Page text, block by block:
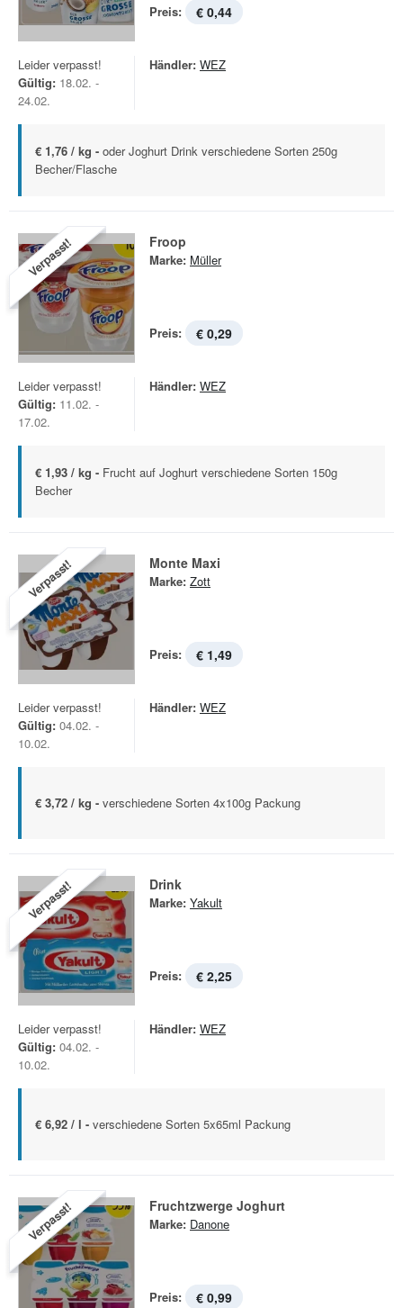
Preis: € 0,44
Leider verpasst!
Gültig: 18.02. -
24.02.
Händler: WEZ
€ 1,76 / kg - oder Joghurt Drink verschiedene Sorten 250g
Becher/Flasche
Verpasst! Froop
Marke: Müller
Preis: € 0,29
Leider verpasst!
Gültig: 11.02. -
17.02.
Händler: WEZ
€ 1,93 / kg - Frucht auf Joghurt verschiedene Sorten 150g
Becher
Verpasst! Monte Maxi
Marke: Zott
Preis: € 1,49
Leider verpasst!
Gültig: 04.02. -
10.02.
Händler: WEZ
€ 3,72 / kg - verschiedene Sorten 4x100g Packung
Verpasst! Drink
Marke: Yakult
Preis: € 2,25
Leider verpasst!
Gültig: 04.02. -
10.02.
Händler: WEZ
€ 6,92 / l - verschiedene Sorten 5x65ml Packung
Verpasst! Fruchtzwerge Joghurt
Marke: Danone
Preis: € 0,99